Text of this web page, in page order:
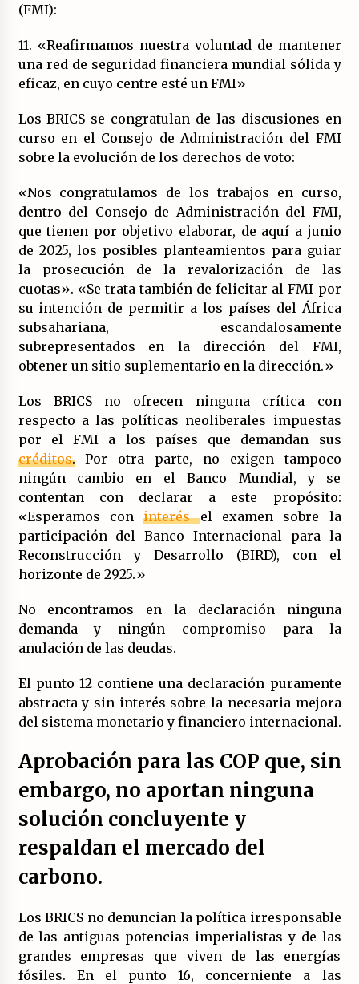
(FMI):
11. «Reafirmamos nuestra voluntad de mantener
una red de seguridad financiera mundial sólida y
eficaz, en cuyo centre esté un FMI»
Los BRICS se congratulan de las discusiones en
curso en el Consejo de Administración del FMI
sobre la evolución de los derechos de voto:
«Nos congratulamos de los trabajos en curso,
dentro del Consejo de Administración del FMI,
que tienen por objetivo elaborar, de aquí a junio
de 2025, los posibles planteamientos para guiar
la prosecución de la revalorización de las
cuotas». «Se trata también de felicitar al FMI por
su intención de permitir a los países del África
subsahariana, escandalosamente
subrepresentados en la dirección del FMI,
obtener un sitio suplementario en la dirección.»
Los BRICS no ofrecen ninguna crítica con
respecto a las políticas neoliberales impuestas
por el FMI a los países que demandan sus
créditos.Por otra parte, no exigen tampoco
ningún cambio en el Banco Mundial, y se
contentan con declarar a este propósito:
«Esperamos coninterés
el examen sobre la
participación del Banco Internacional para la
Reconstrucción y Desarrollo (BIRD), con el
horizonte de 2925.»
No encontramos en la declaración ninguna
demanda y ningún compromiso para la
anulación de las deudas.
El punto 12 contiene una declaración puramente
abstracta y sin interés sobre la necesaria mejora
del sistema monetario y financiero internacional.
Aprobación para las COP que, sin
embargo, no aportan ninguna
solución concluyente y
respaldan el mercado del
carbono.
Los BRICS no denuncian la política irresponsable
de las antiguas potencias imperialistas y de las
grandes empresas que viven de las energías
fósiles. En el punto 16, concerniente a las